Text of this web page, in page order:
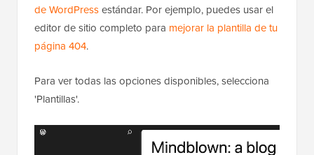
de WordPressestándar. Por ejemplo, puedes usar el
editor de sitio completo para mejorar la plantilla de tu
página 404.
Para ver todas las opciones disponibles, selecciona
'Plantillas'.